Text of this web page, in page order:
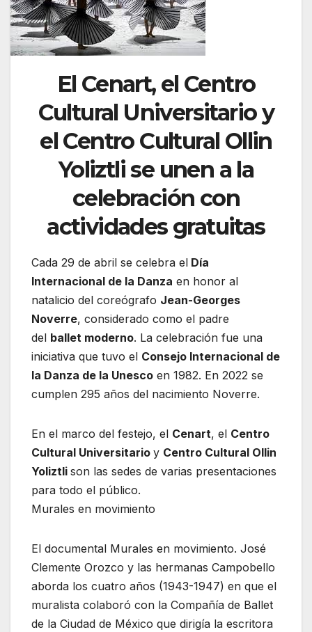
El Cenart, el Centro
Cultural Universitario y
el Centro Cultural Ollin
Yoliztli se unen a la
celebración con
actividades gratuitas
Cada 29 de abril se celebra el Día
Internacional de la Danza en honor al
natalicio del coreógrafo Jean-Georges
Noverre, considerado como el padre
del ballet moderno. La celebración fue una
iniciativa que tuvo el Consejo Internacional de
la Danza de la Unesco en 1982. En 2022 se
cumplen 295 años del nacimiento Noverre.
En el marco del festejo, el Cenart, el Centro
Cultural Universitario y Centro Cultural Ollin
Yoliztli son las sedes de varias presentaciones
para todo el público.
Murales en movimiento
El documental Murales en movimiento. José
Clemente Orozco y las hermanas Campobello
aborda los cuatro años (1943-1947) en que el
muralista colaboró con la Compañía de Ballet
de la Ciudad de México que dirigía la escritora